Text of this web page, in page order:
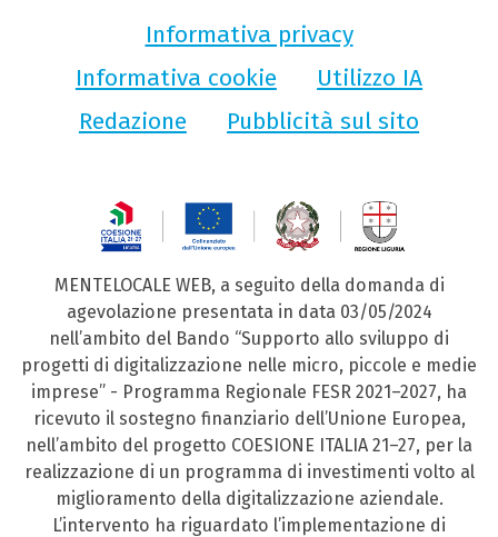
Informativa privacy
Informativa cookie
Utilizzo IA
Redazione
Pubblicità sul sito
MENTELOCALE WEB, a seguito della domanda di
agevolazione presentata in data 03/05/2024
nell’ambito del Bando “Supporto allo sviluppo di
progetti di digitalizzazione nelle micro, piccole e medie
imprese” - Programma Regionale FESR 2021–2027, ha
ricevuto il sostegno finanziario dell’Unione Europea,
nell’ambito del progetto COESIONE ITALIA 21–27, per la
realizzazione di un programma di investimenti volto al
miglioramento della digitalizzazione aziendale.
L’intervento ha riguardato l’implementazione di